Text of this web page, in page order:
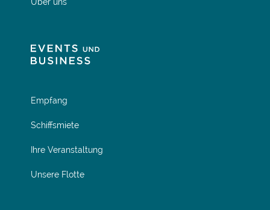
Empfang
Schiffsmiete
Ihre Veranstaltung
Unsere Flotte